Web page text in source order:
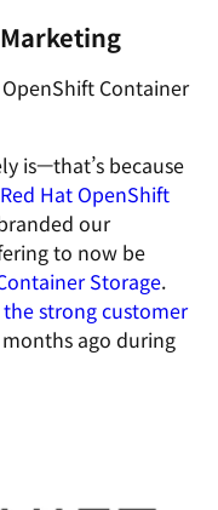
Container
is—that’s because
Hat OpenShift
our
to now be
Storage.
the strong customer
ago during